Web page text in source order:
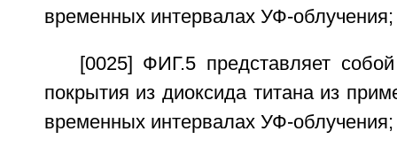
временных интервалах УФ-облучения;
[0025] ФИГ.5 представляет
покрытия из диоксида титана из
временных интервалах УФ-облучения;